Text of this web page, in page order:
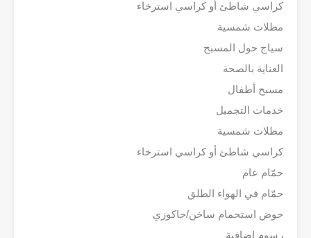
كراسي شاطئ أو كراسي استرخاء
مظلات شمسية
سياج حول المسبح
العناية بالصحة
مسبح أطفال
خدمات التجميل
مظلات شمسية
كراسي شاطئ أو كراسي استرخاء
حمّام عام
حمّام في الهواء الطلق
حوض استحمام ساخن/جاكوزي
رسوم إضافية